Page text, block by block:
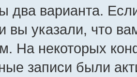
два варианта.
вы указали, что
На некоторых
записи были